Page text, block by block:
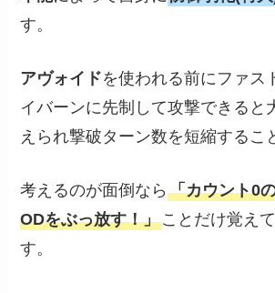
す。
アヴォイドを使われる前にファス
イバーンに先制して攻撃できると
えられ撃破ターン数を短縮するこ
考えるのが面倒なら「カウント0
ODをぶっ放す！」ことだけ覚え
す。